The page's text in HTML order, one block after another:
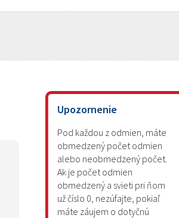
Upozornenie
Pod každou z odmien, máte
obmedzený počet odmien
alebo neobmedzený počet.
Ak je počet odmien
obmedzený a svieti pri ňom
už číslo 0, nezúfajte, pokiaľ
máte záujem o dotyčnú